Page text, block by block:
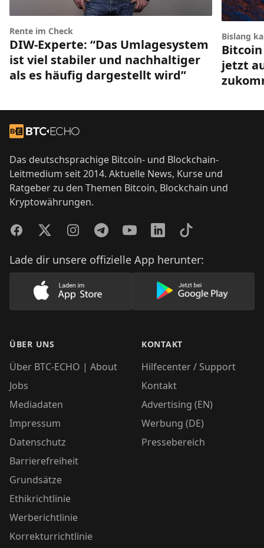
Rente im Check
DIW-Experte: “Das Umlagesystem
ist viel stabiler und nachhaltiger
als es häufig dargestellt wird”
Bislang
Bitcoin
jetzt
Zur Startseite
Das deutschsprachige Bitcoin- und Blockchain-
Leitmedium seit 2014. Aktuelle News, Kurse und
Ratgeber zu den Themen Bitcoin, Blockchain und
Kryptowährungen.
FacebookTwitterInstagramTelegramYouTubeLinkedInTikTok
Lade dir unsere offizielle App herunter:
Lade unsere App im AppStore herunter
Lade unsere
ÜBER UNS
Über BTC-ECHO | About
Jobs
Mediadaten
Impressum
Datenschutz
Barrierefreiheit
Grundsätze
Ethikrichtlinie
Werberichtlinie
Korrekturrichtlinie
KONTAKT
Hilfecenter / Support
Kontakt
Advertising (EN)
Werbung (DE)
Pressebereich